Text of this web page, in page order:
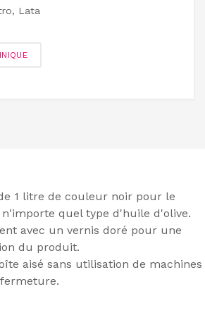
, Lata
1 litre de couleur noir pour le
quel type d'huile d'olive.
avec un vernis doré pour une
du produit.
aisé sans utilisation de machines